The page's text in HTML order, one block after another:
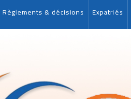
Règlements & décisions Expatriés